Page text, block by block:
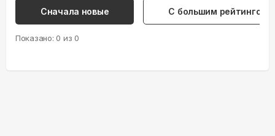
Сначала новые С большим рейтингом
Показано: 0 из 0